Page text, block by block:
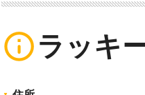
info_outlineラッキ